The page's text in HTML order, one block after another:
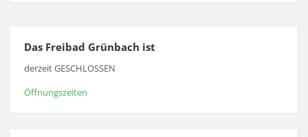
Das Freibad Grünbach ist
derzeit GESCHLOSSEN
Öffnungszeiten